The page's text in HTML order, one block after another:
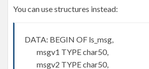
You can use structures instead:
DATA: BEGIN OF ls_msg,
msgv1 TYPE char50,
msgv2 TYPE char50,